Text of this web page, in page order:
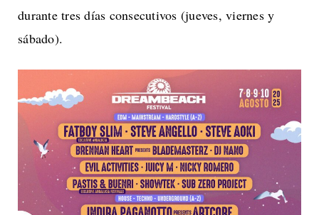
durante tres días consecutivos (jueves, viernes y
sábado).